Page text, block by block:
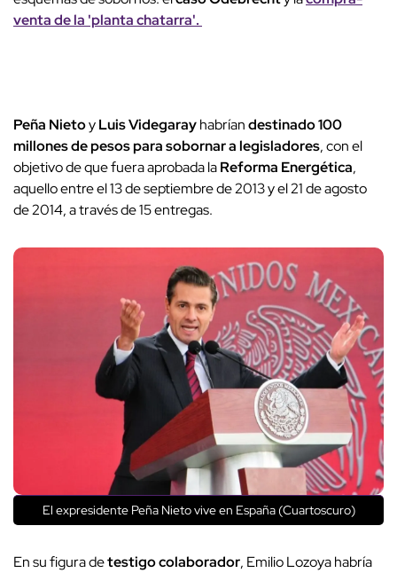
venta de la 'planta chatarra'.
Peña NietoyLuis Videgarayhabríandestinado 100
millones de pesos para sobornar a legisladores, con el
objetivo de que fuera aprobada laReforma Energética,
aquello entre el 13 de septiembre de 2013 y el 21 de agosto
de 2014, a través de 15 entregas.
El expresidente Peña Nieto vive en España (Cuartoscuro)
En su figura detestigo colaborador, Emilio Lozoya habría